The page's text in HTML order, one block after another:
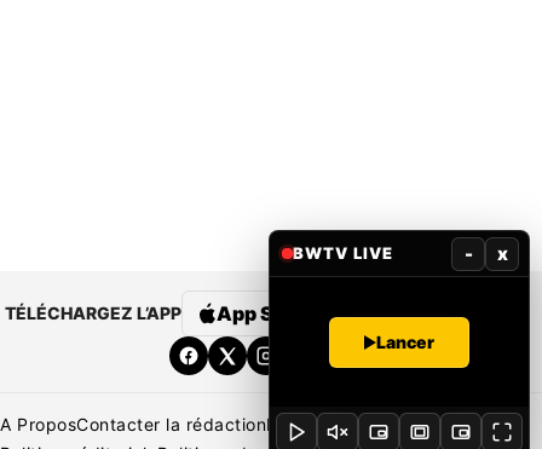
TÉLÉCHARGEZ L’APP App Store Google Play
A ProposContacter la rédactionRédaction Mentions légales
BWTV LIVE - x
Lancer